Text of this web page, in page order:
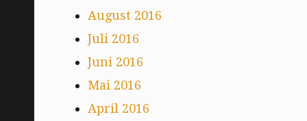
August 2016
Juli 2016
Juni 2016
Mai 2016
April 2016